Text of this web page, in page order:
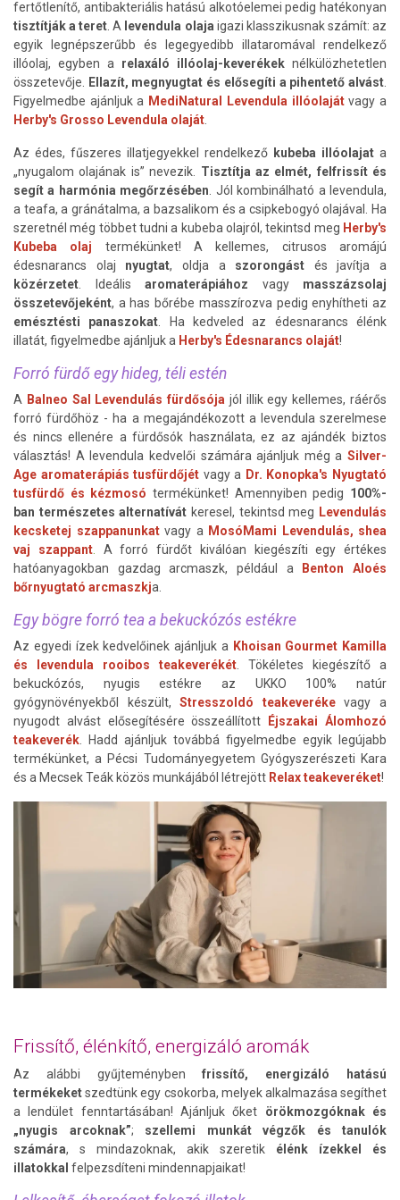
fertőtlenítő, antibakteriális hatású alkotóelemei pedig hatékonyan
tisztítják a teret . A levendula olaja igazi klasszikusnak számít: az
egyik legnépszerűbb és legegyedibb illataromával rendelkező
illóolaj, egyben a relaxáló illóolaj-keverékek nélkülözhetetlen
összetevője.
Ellazít, megnyugtat és elősegíti a pihentető alvást
Figyelmedbe ajánljuk a MediNatural Levendula illóolaját vagy a
Herby's Grosso Levendula olaját
Az édes, fűszeres illatjegyekkel rendelkező kubeba illóolajat a
„nyugalom olajának is” nevezik. Tisztítja az elmét, felfrissít és
segít a harmónia megőrzésében . Jól kombinálható a levendula,
a teafa, a gránátalma, a bazsalikom és a csipkebogyó olajával. Ha
szeretnél még többet tudni a kubeba olajról, tekintsd meg Herby's
Kubeba olaj
termékünket! A kellemes, citrusos aromájú
édesnarancs olaj nyugtat, oldja a szorongást és javítja a
közérzetet . Ideális aromaterápiához vagy masszázsolaj
összetevőjeként, a has bőrébe masszírozva pedig enyhítheti az
emésztésti panaszokat . Ha kedveled az édesnarancs élénk
illatát, figyelmedbe ajánljuk a Herby's Édesnarancs olaját!
Forró fürdő egy hideg, téli estén
A Balneo Sal Levendulás fürdősója jól illik egy kellemes, ráérős
forró fürdőhöz - ha a megajándékozott a levendula szerelmese
és nincs ellenére a fürdősók használata, ez az ajándék biztos
választás! A levendula kedvelői számára ajánljuk még a Silver-
Age aromaterápiás tusfürdőjét vagy a Dr. Konopka's Nyugtató
tusfürdő és kézmosó termékünket! Amennyiben pedig 100%-
ban természetes alternatívát keresel, tekintsd meg Levendulás
kecsketej szappanunkat vagy a MosóMami Levendulás, shea
vaj szappant.
A forró fürdőt kiválóan kiegészíti egy értékes
hatóanyagokban gazdag arcmaszk, például a
Benton Aloés
bőrnyugtató arcmaszkja.
Egy bögre forró tea a bekuckózós estékre
Az egyedi ízek kedvelőinek ajánljuk a Khoisan Gourmet Kamilla
és levendula rooibos teakeverékét . Tökéletes kiegészítő a
bekuckózós, nyugis estékre az
UKKO 100% natúr
gyógynövényekből készült,
Stresszoldó teakeverékevagy a
nyugodt alvást elősegítésére összeállított
Éjszakai Álomhozó
teakeverék . Hadd ajánljuk továbbá figyelmedbe egyik legújabb
termékünket, a Pécsi Tudományegyetem Gyógyszerészeti Kara
és a Mecsek Teák közös munkájából létrejött Relax teakeveréket!
Frissítő, élénkítő, energizáló aromák
Az alábbi gyűjteménybenfrissítő, energizáló hatású
termékeketszedtünk egy csokorba, melyek alkalmazása segíthet
a lendület fenntartásában! Ajánljuk őket örökmozgóknak és
„nyugis arcoknak”; szellemi munkát végzők és tanulók
számára, s mindazoknak, akik szeretik élénk ízekkel és
illatokkal felpezsdíteni mindennapjaikat!